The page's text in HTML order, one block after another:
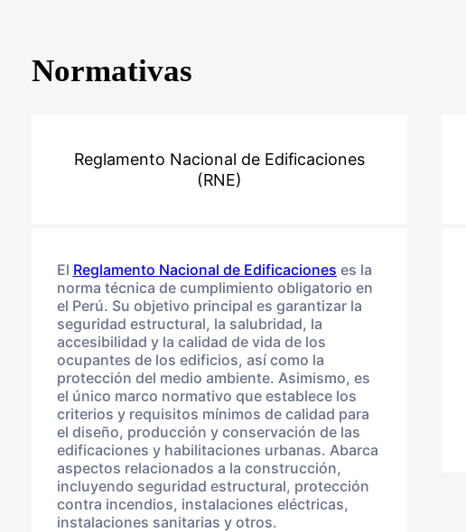
Normativas
Reglamento Nacional de Edificaciones
(RNE)
El Reglamento Nacional de Edificaciones es la
norma técnica de cumplimiento obligatorio en
el Perú. Su objetivo principal es garantizar la
seguridad estructural, la salubridad, la
accesibilidad y la calidad de vida de los
ocupantes de los edificios, así como la
protección del medio ambiente. Asimismo, es
el único marco normativo que establece los
criterios y requisitos mínimos de calidad para
el diseño, producción y conservación de las
edificaciones y habilitaciones urbanas. Abarca
aspectos relacionados a la construcción,
incluyendo seguridad estructural, protección
contra incendios, instalaciones eléctricas,
instalaciones sanitarias y otros.